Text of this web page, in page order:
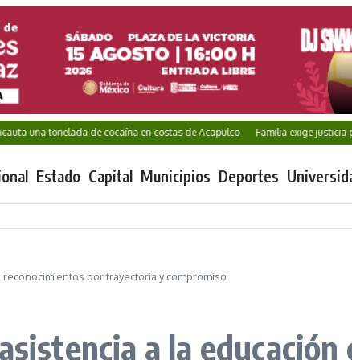
tonelada de cocaína en costas de Acapulco Familia exige justicia por
Estado Capital Municipios Deportes
por trayectoria y compromiso
a la